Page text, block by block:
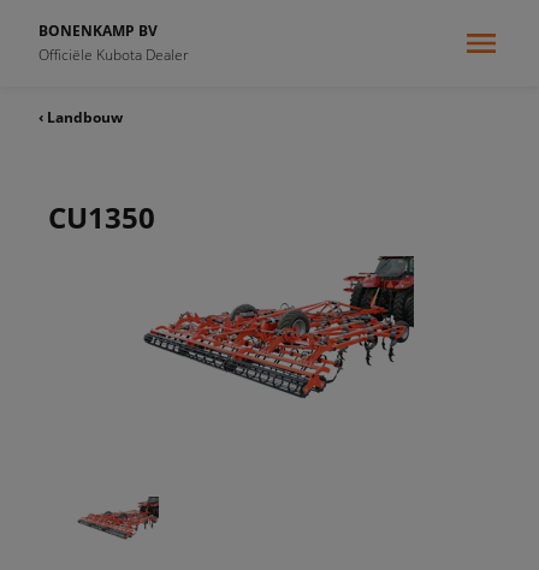
BONENKAMP BV
Officiële Kubota Dealer
‹ Landbouw
CU1350